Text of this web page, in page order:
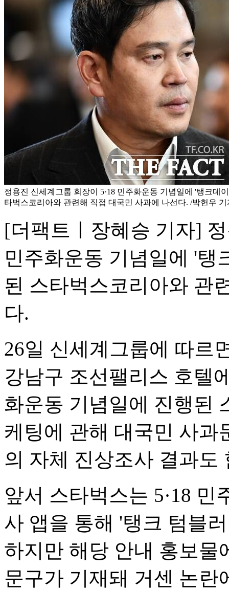
정용진 신세계그룹 회장이 5·18 민주화운동 기념일에 '탱크데
타벅스코리아와 관련해 직접 대국민 사과에 나선다. /박헌우 기
[더팩트ㅣ장혜승 기자]
민주화운동 기념일에 '탱
된 스타벅스코리아와 관
다.
26일 신세계그룹에 따르
강남구 조선팰리스 호텔
화운동 기념일에 진행된
케팅에 관해 대국민 사과
의 자체 진상조사 결과도
앞서 스타벅스는 5·18
사 앱을 통해 '탱크 텀블
하지만 해당 안내 홍보물
문구가 기재돼 거센 논란